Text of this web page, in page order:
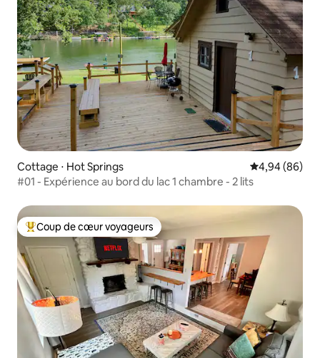
Cottage ⋅ Hot Springs Évaluation
4,94 (86)
#01 - Expérience au bord du lac 1 chambre - 2 lits
Coups de cœur voyageurs les plus appréciés
Coup de cœur voyageurs